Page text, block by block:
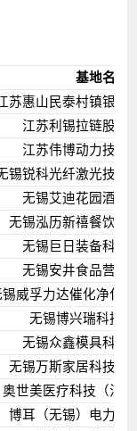
基地名称
苏惠山民泰村镇银行
江苏利锡拉链股份
江苏伟博动力技术
锡锐科光纤激光技术
无锡艾迪花园酒店
无锡泓历新禧餐饮管
无锡巨日装备科技
无锡安井食品营销
锡威孚力达催化净化
无锡博兴瑞科技
无锡众鑫模具科技
无锡万斯家居科技股
奥世美医疗科技（江
博耳（无锡）电力成